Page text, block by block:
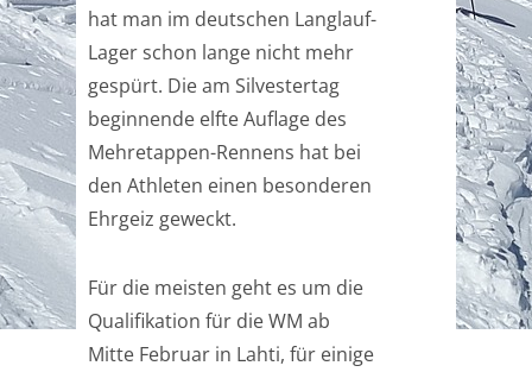
hat man im deutschen Langlauf-
Lager schon lange nicht mehr
gespürt. Die am Silvestertag
beginnende elfte Auflage des
Mehretappen-Rennens hat bei
den Athleten einen besonderen
Ehrgeiz geweckt.
Für die meisten geht es um die
Qualifikation für die WM ab
Mitte Februar in Lahti, für einige